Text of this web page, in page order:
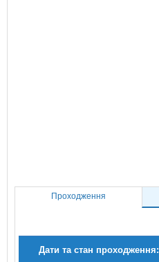
Проходження
Дати та стан проходження: